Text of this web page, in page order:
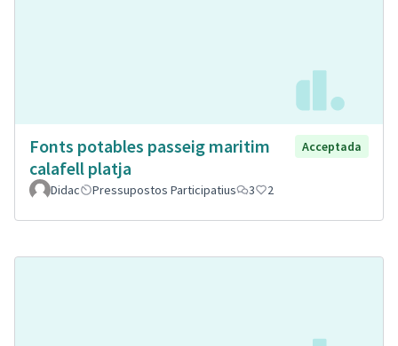
Fonts potables passeig maritim
calafell platja
Acceptada
Didac Pressupostos Participatius 3 2